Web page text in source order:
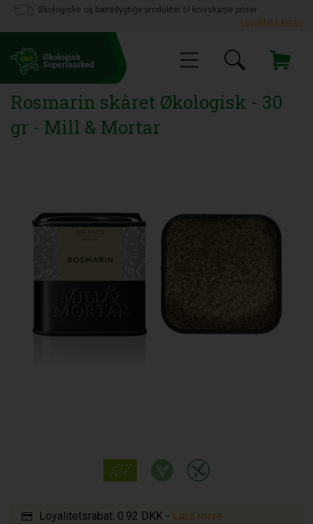
Økologiske og bæredygtige produkter til knivskarpe priser
Loyalitets konto
Rosmarin skåret Økologisk - 30
gr - Mill & Mortar
Loyalitetsrabat: 0.92 DKK - Læs mere